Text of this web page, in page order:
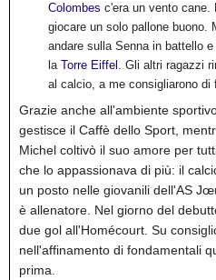
Colombes c'era un vento cane.
giocare un solo pallone buono.
andare sulla Senna in battello
la Torre Eiffel . Gli altri ragazzi
al calcio, a me consigliarono di
Grazie anche all'ambiente
gestisce il Caffè dello Sport,
Michel coltivò il suo amore per
che lo appassionava di più: il
un posto nelle giovanili dell'AS
è allenatore. Nel giorno del
due gol all'Homécourt. Su
nell'affinamento di fondamentali
prima.